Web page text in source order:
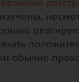
обычно